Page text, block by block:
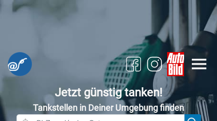
Jetzt günstig tanken!
Tankstellen in Deiner Umgebung finden